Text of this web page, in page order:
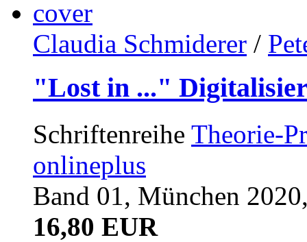
Claudia Schmiderer /
"Lost in ..."
Schriftenreihe Theorie-
onlineplus
Band 01, München
16,80 EUR